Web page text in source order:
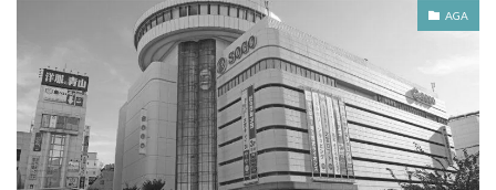
AGA